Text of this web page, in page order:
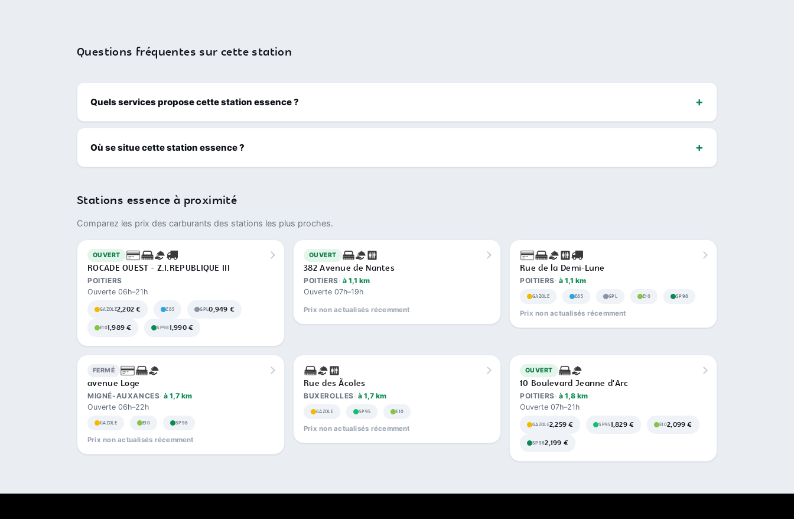
Questions fréquentes sur cette station
Quels services propose cette station essence ?
Où se situe cette station essence ?
Stations essence à proximité
Comparez les prix des carburants des stations les plus proches.
OUVERT
ROCADE OUEST - Z.I.REPUBLIQUE III
POITIERS
Ouverte 06h–21h
GAZOLE2,202 € E85 GPL0,949 €
E101,989 € SP981,990 €
OUVERT
382 Avenue de Nantes
POITIERS à 1,1 km
Ouverte 07h–19h
Prix non actualisés récemment
Rue de la Demi-Lune
POITIERS à 1,1 km
GAZOLE E85 GPL E10 SP98
Prix non actualisés récemment
FERMÉ
avenue Loge
MIGNÉ-AUXANCES à 1,7 km
Ouverte 06h–22h
GAZOLE E10 SP98
Prix non actualisés récemment
Rue des Ãcoles
BUXEROLLES à 1,7 km
GAZOLE SP95 E10
Prix non actualisés récemment
OUVERT
10 Boulevard Jeanne d'Arc
POITIERS à 1,8 km
Ouverte 07h–21h
GAZOLE2,259 € SP951,829 € E102,099 €
SP982,199 €